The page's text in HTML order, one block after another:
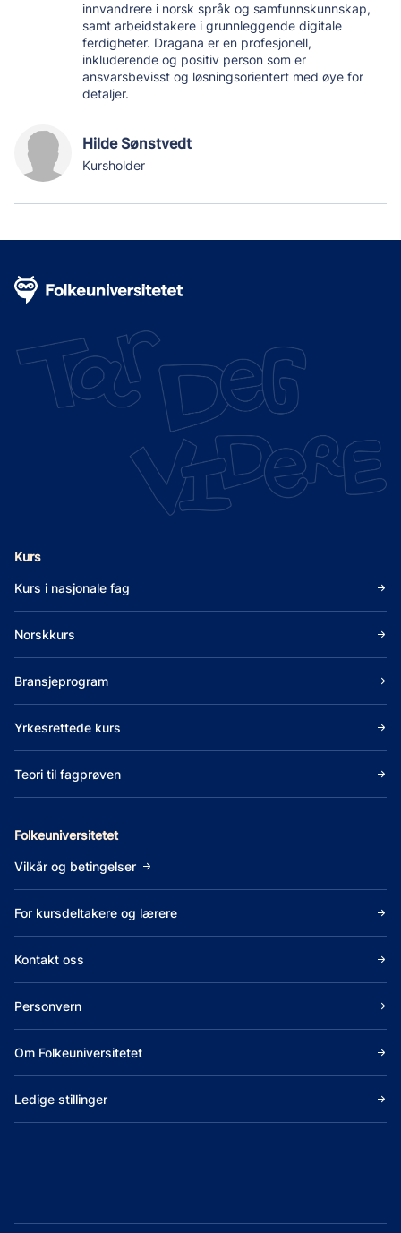
innvandrere i norsk språk og samfunnskunnskap,
samt arbeidstakere i grunnleggende digitale
ferdigheter. Dragana er en profesjonell,
inkluderende og positiv person som er
ansvarsbevisst og løsningsorientert med øye for
detaljer.
Hilde Sønstvedt
Kursholder
Kurs
Kurs i nasjonale fag
Norskkurs
Bransjeprogram
Yrkesrettede kurs
Teori til fagprøven
Folkeuniversitetet
Vilkår og betingelser
For kursdeltakere og lærere
Kontakt oss
Personvern
Om Folkeuniversitetet
Ledige stillinger